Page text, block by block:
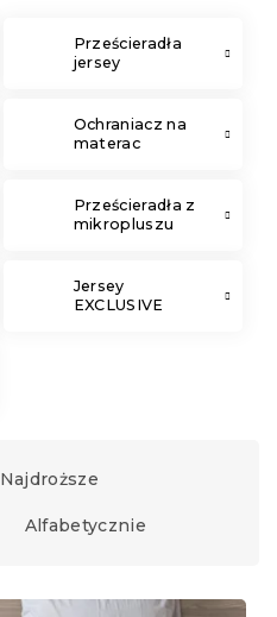
Prześcieradła
jersey
Ochraniacz na
materac
Prześcieradła z
mikropluszu
Jersey
EXCLUSIVE
Najdroższe
Alfabetycznie